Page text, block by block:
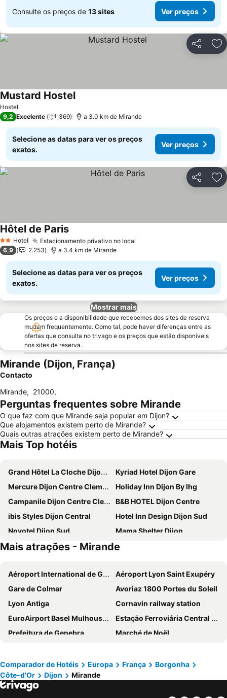
Consulte os preços de 13 sites Ver preços
Partilhar
Hostel
Mustard Hostel
9,2 Excelente 369 a 3.0 km de Mirande
Selecione as datas para ver os preços
exatos.
Ver preços
Partilhar
2 Estrelas
Hotel Estacionamento privativo no local
Hôtel de Paris
6,9 2.253 a 3.4 km de Mirande
Selecione as datas para ver os preços
exatos.
Ver preços
Mostrar mais
Os preços e a disponibilidade que recebemos dos sites de reserva
mudam frequentemente. Como tal, pode haver diferenças entre as
ofertas que consulta no trivago e os preços que estão disponíveis
nos sites de reserva.
Mirande (Dijon, França)
Contacto
Mirande, 21000,
Perguntas frequentes sobre Mirande
O que faz com que Mirande seja popular em Dijon?
Que alojamentos existem perto de Mirande?
Quais outras atrações existem perto de Mirande?
Mais Top hotéis
Grand Hôtel La Cloche Dijon - MGallery Collection
Kyriad Hotel Dijon Gare
Mercure Dijon Centre Clemenceau
Holiday Inn Dijon By Ihg
Campanile Dijon Centre Clemenceau
B&B HOTEL Dijon Centre
ibis Styles Dijon Central
Hotel Inn Design Dijon Sud
Novotel Dijon Sud
Mama Shelter Dijon
hotelF1 Dijon Nord
Première Classe Dijon Nord - Zénith
Campanile Dijon Nord - Toison D'or
Greet Hôtel Dijon Sud Longvic
Aloft by Marriott Dijon
Kyriad Direct Dijon Nord - Zenith - Toison D'Or
Vertigo Hotel
ibis Dijon Gare
Holiday Inn Dijon Sud - Longvic By Ihg
Brit Hotel Confort Dijon Sud
Adonis Dijon Maison Internationale
Hôtel des Ducs
Campanile NATURE - Dijon Est Saint-Apollinaire
Logis Hotel Les Grands Crus
Teritoria Hôtel Wilson
Hôtel Du Stade
Mais atrações - Mirande
Aéroport International de Genève - Geneva International Airport
Aéroport Lyon Saint Exupéry
Gare de Colmar
Avoriaz 1800 Portes du Soleil
Lyon Antiga
Cornavin railway station
EuroAirport Basel Mulhouse Freiburg
Estação Ferroviária Central de Berna
Prefeitura de Genebra
Marché de Noël
Fribourg Centre
Pâquis
Gare d'Annecy
Marché de Noël de Montreux
Comparador de Hotéis Europa França
Borgonha
Côte-d'Or
Dijon Mirande